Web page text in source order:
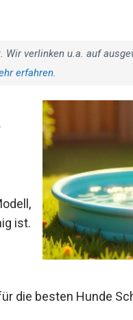
verlinken u.a. auf
erfahren.
ist.
die besten Hunde